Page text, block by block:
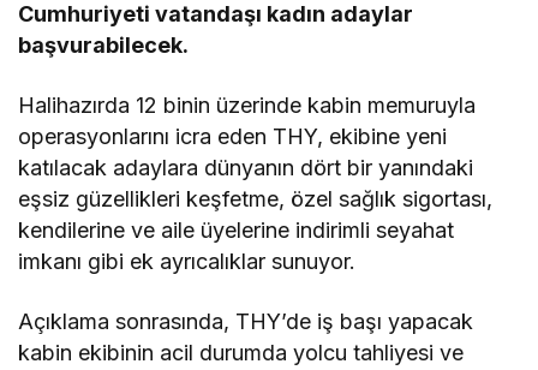
Cumhuriyeti vatandaşı kadın adaylar
başvurabilecek.
Halihazırda 12 binin üzerinde kabin memuruyla
operasyonlarını icra eden THY, ekibine yeni
katılacak adaylara dünyanın dört bir yanındaki
eşsiz güzellikleri keşfetme, özel sağlık sigortası,
kendilerine ve aile üyelerine indirimli seyahat
imkanı gibi ek ayrıcalıklar sunuyor.
Açıklama sonrasında, THY’de iş başı yapacak
kabin ekibinin acil durumda yolcu tahliyesi ve